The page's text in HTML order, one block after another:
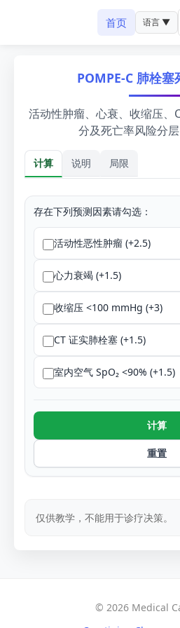
首页 语言 ▼
POMPE-C 肺栓塞
活动性肿瘤、心衰、收缩压
分及死亡率风险分层
计算 说明 局限
计算
存在下列预测因素请勾选：
活动性恶性肿瘤 (+2.5)
心力衰竭 (+1.5)
收缩压 <100 mmHg (+3)
CT 证实肺栓塞 (+1.5)
室内空气 SpO₂ <90% (+1.5)
计算
重置
仅供教学，不能用于诊疗决策。
© 2026 Medical